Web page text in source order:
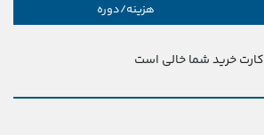
هزینه/دوره
کارت خرید شما خالی است